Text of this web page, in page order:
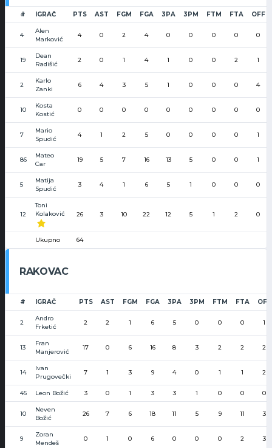
# IGRAČ PTS AST FGM FGA 3PA 3PM FTM FTA OFF
4
Alen
Marković
4 0 2 4 0 0 0 0 0
19
Dean
Radišić
2 0 1 4 1 0 0 2 1
2
Karlo
Zanki
6 4 3 5 1 0 0 0 4
10
Kosta
Kostić
0 0 0 0 0 0 0 0 0
7
Mario
Spudić
4 1 2 5 0 0 0 0 1
86
Mateo
Car
19 5 7 16 13 5 0 0 1
5
Matija
Spudić
3 4 1 6 5 1 0 0 0
12
Toni
Kolaković
26 3 10 22 12 5 1 2 0
Ukupno 64
RAKOVAC
# IGRAČ PTS AST FGM FGA 3PA 3PM FTM FTA OFF
2
Andro
Frketić
2 2 1 6 5 0 0 0 1
13
Fran
Manjerović
17 0 6 16 8 3 2 2 2
14
Ivan
Prugovečki
7 1 3 9 4 0 1 1 2
45 Leon Božić 3 0 1 3 3 1 0 0 0
10
Neven
Božić
26 7 6 18 11 5 9 11 3
9
Zoran
Mendeš
0 1 0 6 0 0 0 2 3